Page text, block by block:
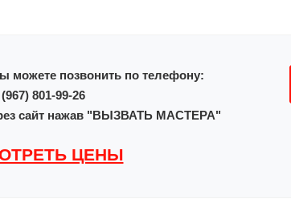
можете позвонить по телефону:
801-99-26
сайт нажав "ВЫЗВАТЬ МАСТЕРА"
ЦЕНЫ